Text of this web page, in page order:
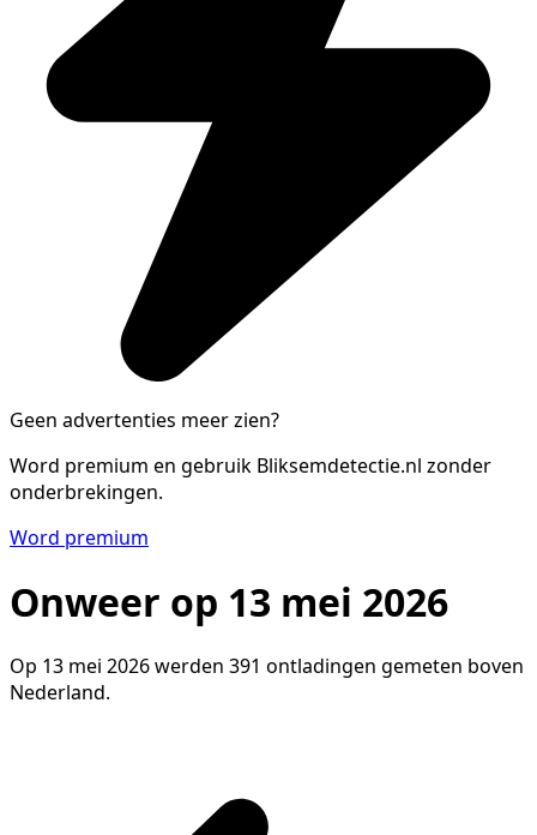
Geen advertenties meer zien?
Word premium en gebruik Bliksemdetectie.nl zonder
onderbrekingen.
Word premium
Onweer op 13 mei 2026
Op 13 mei 2026 werden 391 ontladingen gemeten boven
Nederland.